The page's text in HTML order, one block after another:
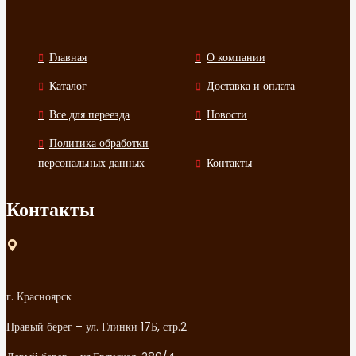
Главная
О компании
Каталог
Доставка и оплата
Все для переезда
Новости
Политика обработки
персональных данных
Контакты
Контакты
г. Красноярск
Правый берег – ул. Глинки 17Б, стр.2